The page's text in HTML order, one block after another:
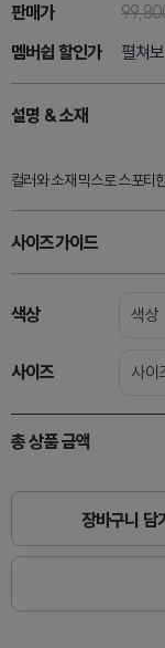
판매가
멤버쉽 할인가
펼쳐보
설명 & 소재
컬러와 소재 믹스로 스포
사이즈가이드
색상 색상
사이즈 사이
총 상품 금액
장바구니 담기